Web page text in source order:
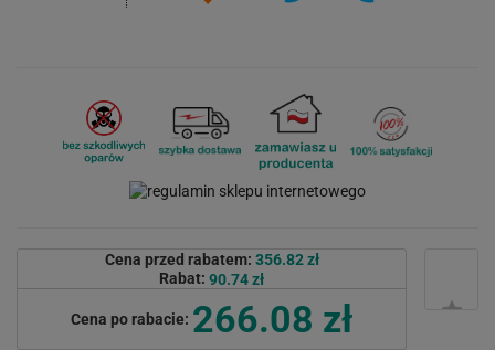
Cena przed rabatem: 356.82 zł
Rabat: 90.74 zł
Cena po rabacie: 266.08 zł